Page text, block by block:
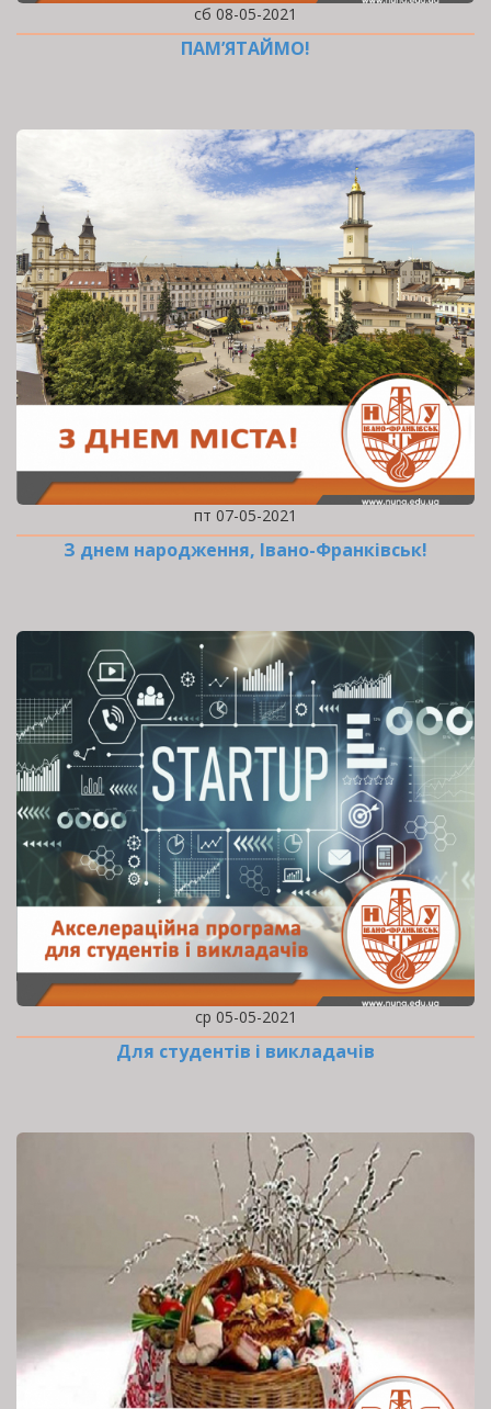
сб 08-05-2021
ПАМ’ЯТАЙМО!
пт 07-05-2021
З днем народження, Івано-Франківськ!
ср 05-05-2021
Для студентів і викладачів